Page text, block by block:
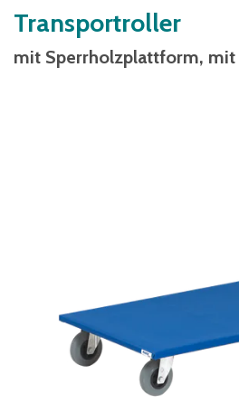
Transportroller
mit Sperrholzplattform, mit